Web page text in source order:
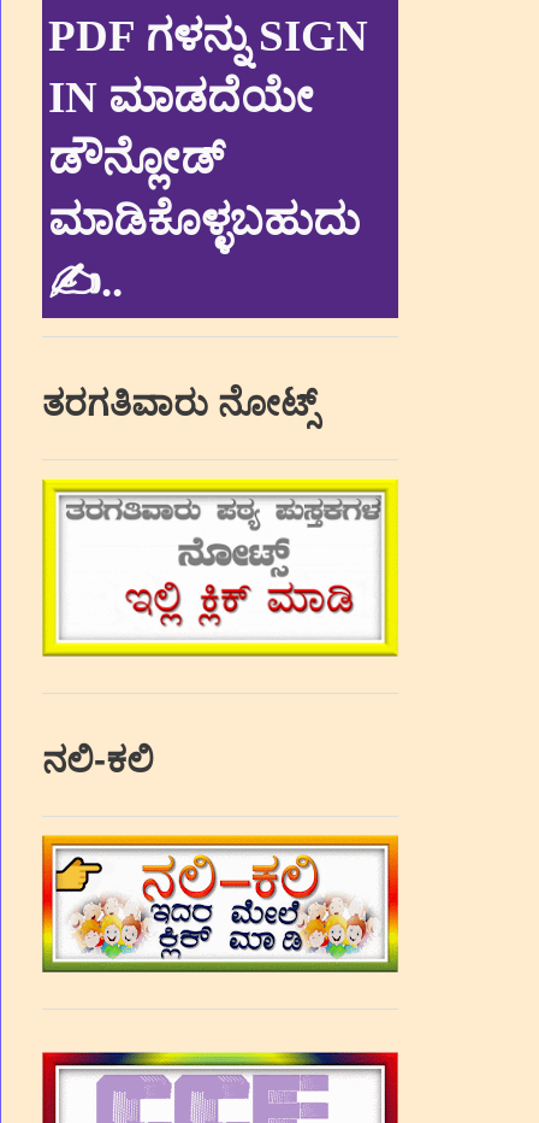
PDF ಗಳನ್ನು SIGN
IN ಮಾಡದೆಯೇ
ಡೌನ್ಲೋಡ್
ಮಾಡಿಕೊಳ್ಳಬಹುದು
✍..
ತರಗತಿವಾರು ನೋಟ್ಸ್
ನಲಿ-ಕಲಿ